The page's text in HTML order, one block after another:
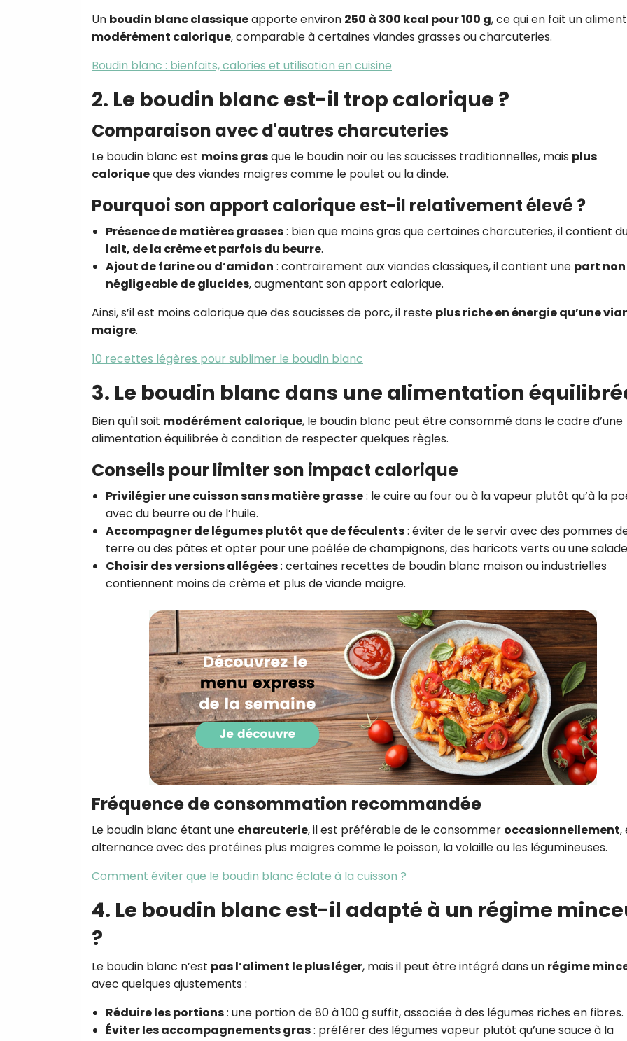
Un boudin blanc classiqueapporte environ 250 à 300 kcal pour 100 g, ce qui en fait un aliment
modérément calorique, comparable à certaines viandes grasses ou charcuteries.
Boudin blanc : bienfaits, calories et utilisation en cuisine
2. Le boudin blanc est-il trop calorique ?
Comparaison avec d'autres charcuteries
Le boudin blanc est moins grasque le boudin noir ou les saucisses traditionnelles, mais plus
caloriqueque des viandes maigres comme le poulet ou la dinde.
Pourquoi son apport calorique est-il relativement élevé ?
Présence de matières grasses: bien que moins gras que certaines charcuteries, il contient
lait, de la crème et parfois du beurre.
Ajout de farine ou d’amidon : contrairement aux viandes classiques, il contient une part non
négligeable de glucides, augmentant son apport calorique.
Ainsi, s’il est moins calorique que des saucisses de porc, il reste plus riche en énergie qu’une
maigre.
10 recettes légères pour sublimer le boudin blanc
3. Le boudin blanc dans une alimentation
Bien qu'il soit modérément calorique, le boudin blanc peut être consommé dans le cadre d’une
alimentation équilibrée à condition de respecter quelques règles.
Conseils pour limiter son impact calorique
Privilégier une cuisson sans matière grasse: le cuire au four ou à la vapeur plutôt qu’à la
avec du beurre ou de l’huile.
Accompagner de légumes plutôt que de féculents: éviter de le servir avec des pommes
terre ou des pâtes et opter pour une poêlée de champignons, des haricots verts ou une
Choisir des versions allégées: certaines recettes de boudin blanc maison ou industrielles
contiennent moins de crème et plus de viande maigre.
Fréquence de consommation recommandée
Le boudin blanc étant une charcuterie, il est préférable de le consommer occasionnellement,
alternance avec des protéines plus maigres comme le poisson, la volaille ou les légumineuses.
Comment éviter que le boudin blanc éclate à la cuisson ?
4. Le boudin blanc est-il adapté à un régime
?
Le boudin blanc n’est pas l’aliment le plus léger, mais il peut être intégré dans un régime
avec quelques ajustements :
Réduire les portions: une portion de 80 à 100 g suffit, associée à des légumes riches en fibres.
Éviter les accompagnements gras: préférer des légumes vapeur plutôt qu’une sauce à la
Votre adresse email sera utilisée par Digital Prisma
envoyer votre newsletter contenant des offres